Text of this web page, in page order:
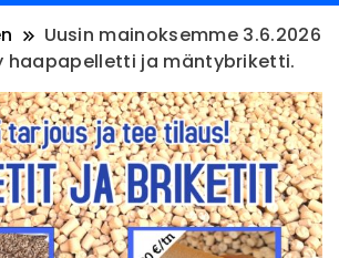
Uusin mainoksemme 3.6.2026
haapapelletti ja mäntybriketti.